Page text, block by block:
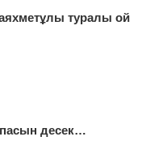
туралы ой
десек…